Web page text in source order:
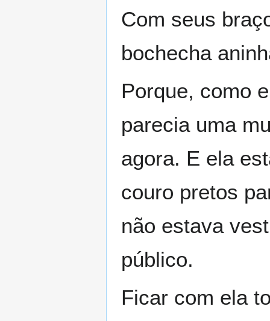
Com seus
bochecha
Porque, como
parecia uma
agora. E ela
couro pretos
não estava
público.
Ficar com ela